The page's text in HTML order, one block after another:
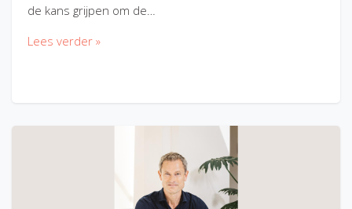
de kans grijpen om de…
Lees verder »